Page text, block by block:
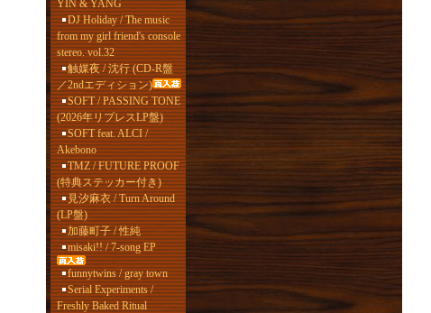
YIN & YANG
DJ Holiday / The music
from my girl friend's console
stereo. vol.32
触媒夜 / 沈行 (CD-R盤
／2ndエディション)
SOFT / PASSING TONE
(2026年リプレスLP盤)
SOFT feat. ALCI /
Akebono
TMZ / FUTURE PROOF
(特典ステッカー付き)
見汐麻衣 / Turn Around
(LP盤)
加藤町子 / 性純
misaki!! / 7-song EP
funnytwins / gray town
Serial Experiments /
Freshly Baked Ritual